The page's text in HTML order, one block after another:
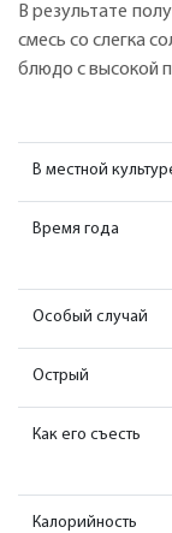
В результате
смесь со слегка
блюдо с высокой
В местной
Время года
Особый случай
Острый
Как его съесть
Калорийность